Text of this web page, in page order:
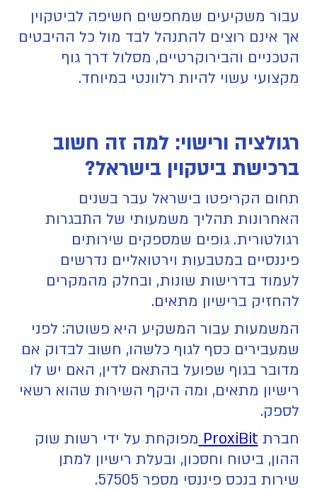
עבור משקיעים שמחפשים חשיפה לביטקוין
אך אינם רוצים להתנהל לבד מול כל ההיבטים
הטכניים והבירוקרטיים, מסלול דרך גוף
מקצועי עשוי להיות רלוונטי במיוחד.
רגולציה ורישוי: למה זה חשוב
ברכישת ביטקוין בישראל?
תחום הקריפטו בישראל עבר בשנים
האחרונות תהליך משמעותי של התבגרות
רגולטורית. גופים שמספקים שירותים
פיננסיים במטבעות וירטואליים נדרשים
לעמוד בדרישות שונות, ובחלק מהמקרים
להחזיק ברישיון מתאים.
המשמעות עבור המשקיע היא פשוטה: לפני
שמעבירים כסף לגוף כלשהו, חשוב לבדוק אם
מדובר בגוף שפועל בהתאם לדין, האם יש לו
רישיון מתאים, ומה היקף השירות שהוא רשאי
לספק.
חברת ProxiBit מפוקחת על ידי רשות שוק
ההון, ביטוח וחסכון, ובעלת רישיון למתן
שירות בנכס פיננסי מספר 57505.